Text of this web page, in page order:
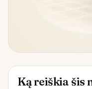
Ką reiškia šis